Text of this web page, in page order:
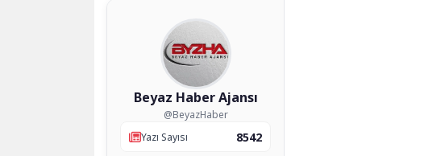
Beyaz Haber Ajansı
@BeyazHaber
Yazı Sayısı
8542